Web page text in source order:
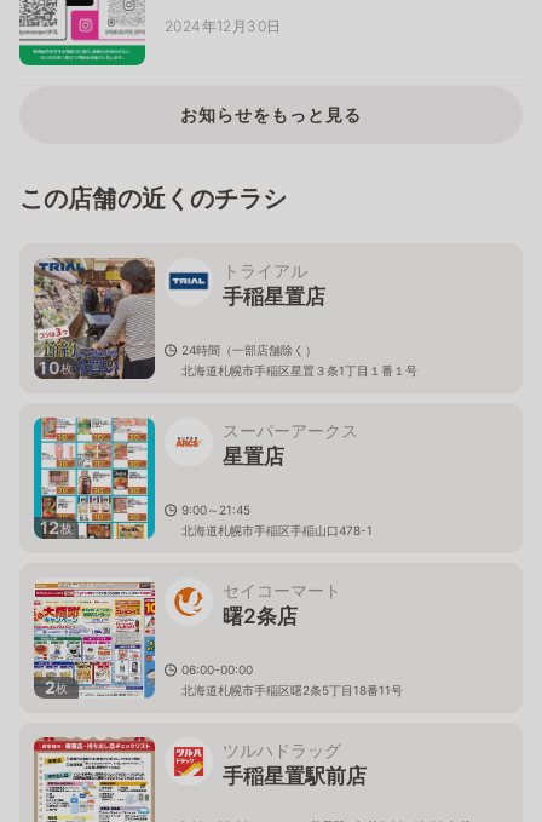
2024年12月30日
お知らせをもっと見る
この店舗の近くのチラシ
10枚
トライアル
手稲星置店
24時間（一部店舗除く）
北海道札幌市手稲区星置３条1丁目１番１号
12枚
スーパーアークス
星置店
9:00～21:45
北海道札幌市手稲区手稲山口478-1
2枚
セイコーマート
曙2条店
06:00-00:00
北海道札幌市手稲区曙2条5丁目18番11号
ツルハドラッグ
手稲星置駅前店